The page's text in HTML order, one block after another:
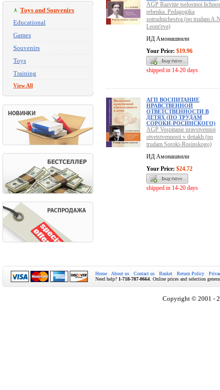
Toys and Souvenirs
Educational
Games
Souvenirs
Toys
Training
View All
AGP Razvitie tselostnoi
rebenka. Pedagogika
sotrudnichestva (po trudam
Leont'eva)
ИД Амонашвили
Your Price: $19.96
shipped in 14-20 days
АГП ВОСПИТАНИЕ
НРАВСТВЕННОЙ
ОТВЕТСТВЕННОСТИ В
ДЕТЯХ (ПО ТРУДАМ
СОРОКИ-РОСИНСКОГО)
AGP Vospitanie nravstvennoi
otvetstvennosti v detiakh (po
trudam Soroki-Rosinskogo)
ИД Амонашвили
Your Price: $24.72
shipped in 14-20 days
Home About us Contact us Basket Return Policy
Need help? 1-718-787-0664 . Online prices and selection
Copyright © 2001 -